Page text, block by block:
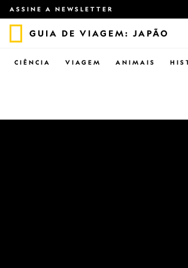
ASSINE A NEWSLETTER
GUIA DE VIAGEM: JAPÃO
CIÊNCIA VIAGEM ANIMAIS